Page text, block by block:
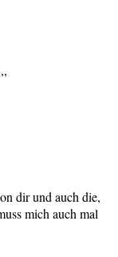
dir und auch die,
mich auch mal